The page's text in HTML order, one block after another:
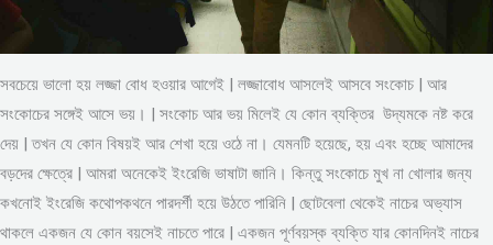
সবচেয়ে ভালো হয় লজ্জা বোধ হওয়ার আগেই | লজ্জাবোধ আসলেই আসবে সংকোচ | আর
সংকোচের সঙ্গেই আসে ভয়। | সংকোচ আর ভয় মিলেই যে কোন ব্যক্তির উদ্যমকে নষ্ট করে
দেয় | তখন যে কোন বিষয়ই আর শেখা হয়ে ওঠে না। যেমনটি হয়েছে, হয় এবং হচ্ছে আমাদের
বড়দের ক্ষেত্রে | আমরা অনেকেই ইংরেজি ভাষাটা জানি। কিন্তু সংকোচে মুখ না খোলার জন্য
কখনোই ইংরেজি কথোপকথনে পারদর্শী হয়ে উঠতে পারিনি | ছোটবেলা থেকেই নাচের অভ্যাস
থাকলে একজন যে কোন বয়সেই নাচতে পারে | একজন পূর্ণবয়স্ক ব্যক্তি যার কোনদিনই নাচের